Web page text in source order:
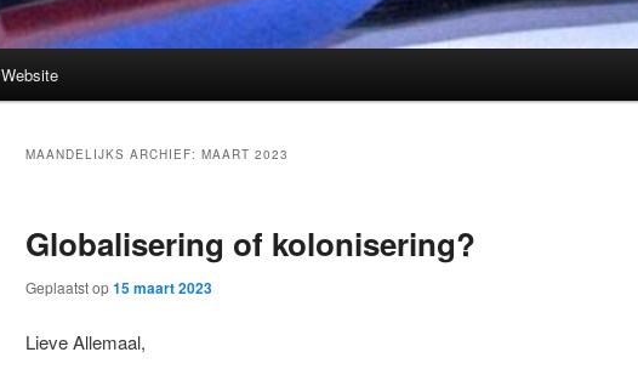
Website
MAANDELIJKS ARCHIEF: MAART 2023
Globalisering of kolonisering?
Geplaatst op15 maart 2023
Lieve Allemaal,